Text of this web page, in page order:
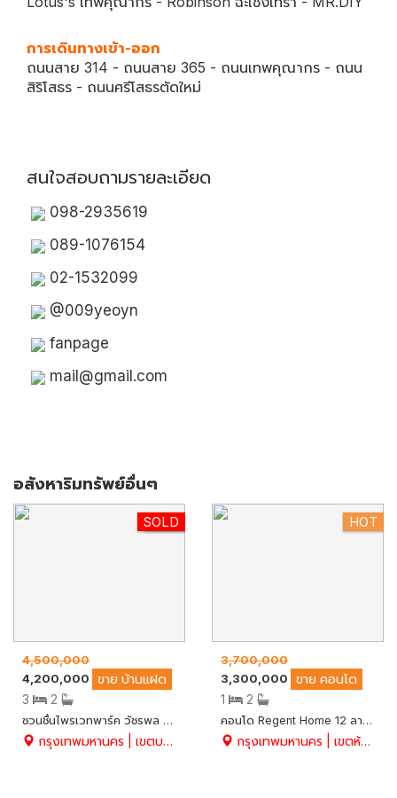
การเดินทางเข้า-ออก
ถนนสาย 314 - ถนนสาย 365 - ถนนเทพคุณากร - ถนน
สิริโสธร - ถนนศรีโสธรตัดใหม่
สนใจสอบถามรายละเอียด
098-2935619
089-1076154
02-1532099
@009yeoyn
fanpage
mail@gmail.com
อสังหาริมทรัพย์อื่นๆ
HOT
SOLD
4,500,000
4,200,000
ขาย บ้านแฝด
3
2
ชวนชื่นไพรเวทพาร์ค วัชรพล 41.9 ตร.ว. สวย ครบ พร้อมอยู่ บ้านสภาพดีมาก
กรุงเทพมหานคร | เขตบางเขน | ท่าแร้ง
HOT
3,700,000
3,300,000
ขาย คอนโด
1
2
คอนโด Regent Home 12 ลาดพร้าว41 พท. 64 ตร.ม. 2 ห้องสตูดิโอทำประตูเชื่อม สวย สะอาด ถูก พร้อมอยู่
กรุงเทพมหานคร | เขตห้วยขวาง | สามเสนนอก